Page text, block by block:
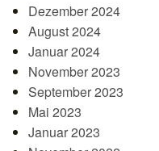
Dezember 2024
August 2024
Januar 2024
November 2023
September 2023
Mai 2023
Januar 2023